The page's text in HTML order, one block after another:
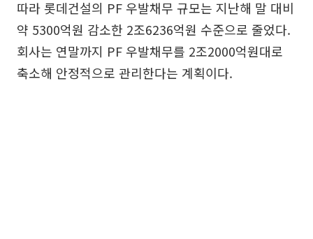
따라 롯데건설의 PF 우발채무 규모는 지난해 말 대비
약 5300억원 감소한 2조6236억원 수준으로 줄었다.
회사는 연말까지 PF 우발채무를 2조2000억원대로
축소해 안정적으로 관리한다는 계획이다.